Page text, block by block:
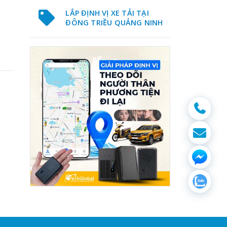
LẮP ĐỊNH VỊ XE TẢI TẠI
ĐÔNG TRIỀU QUẢNG NINH